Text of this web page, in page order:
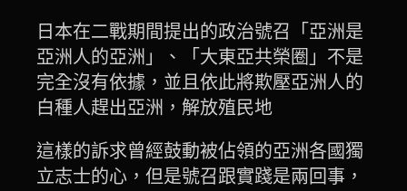
日本在二戰期間提出的政治號召「亞洲是
亞洲人的亞洲」、「大東亞共榮圈」不是
完全沒有依據，並且依此將欺壓亞洲人的
白種人趕出亞洲，解放殖民地
這樣的訴求曾經鼓動被佔領的亞洲各國獨
立志士的心，但是號召跟實踐是兩回事，